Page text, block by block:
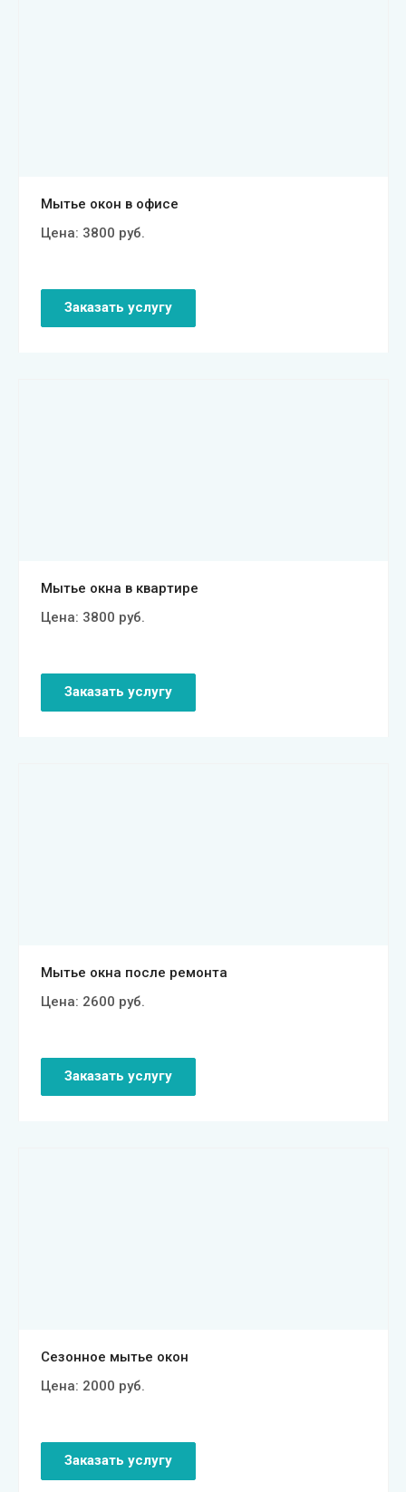
Мытье окон в офисе
Цена: 3800 руб.
Заказать услугу
Мытье окна в квартире
Цена: 3800 руб.
Заказать услугу
Мытье окна после ремонта
Цена: 2600 руб.
Заказать услугу
Сезонное мытье окон
Цена: 2000 руб.
Заказать услугу